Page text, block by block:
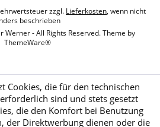
zzgl. Lieferkosten, wenn nicht
beschrieben
- All Rights Reserved. Theme by
ThemeWare®
Cookies, die für den technischen
sind und stets gesetzt
die den Komfort bei Benutzung
der Direktwerbung dienen oder die